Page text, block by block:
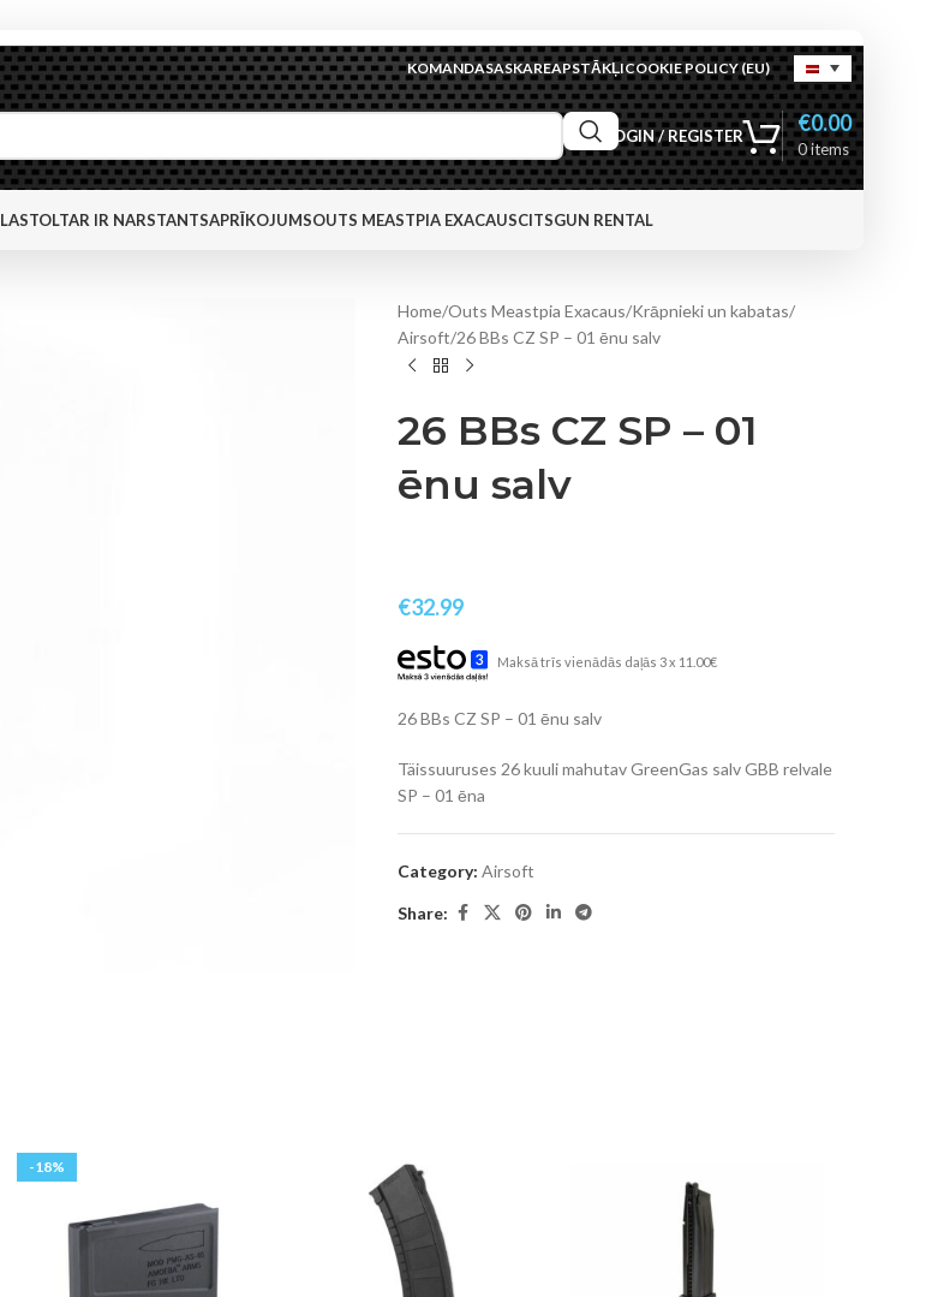
KOMANDASASKAREAPSTĀKĻICOOKIE POLICY (EU)
LOGIN / REGISTER
0items
€0.00
LASTOLTAR IR NARSTANTSAPRĪKOJUMSOUTS MEASTPIA EXACAUSCITSGUN RENTAL
Home Outs Meastpia Exacaus Krāpnieki un kabatas
Airsoft 26 BBs CZ SP – 01 ēnu salv
26 BBs CZ SP – 01
ēnu salv
€32.99
Maksā trīs vienādās daļās 3 x 11.00€
26 BBs CZ SP – 01 ēnu salv
Täissuuruses 26 kuuli mahutav GreenGas salv GBB relvale
SP – 01 ēna
Category: Airsoft
Share:
-18%